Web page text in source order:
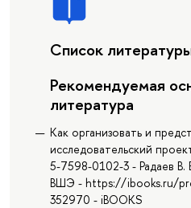
Список
Рекомендуемая
литература
Как организовать и
исследовательский
5-7598-0102-3 - Радаев В.
ВШЭ - https://ibooks.ru/
352970 - iBOOKS